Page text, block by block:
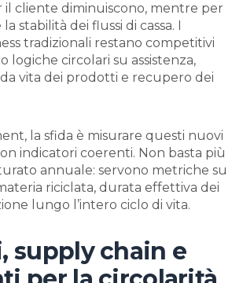
il cliente diminuiscono, mentre per
la stabilità dei flussi di cassa. I
tradizionali restano competitivi
logiche circolari su assistenza,
vita dei prodotti e recupero dei
la sfida è misurare questi nuovi
indicatori coerenti. Non basta più
annuale: servono metriche su
riciclata, durata effettiva dei
lungo l’intero ciclo di vita.
supply chain e